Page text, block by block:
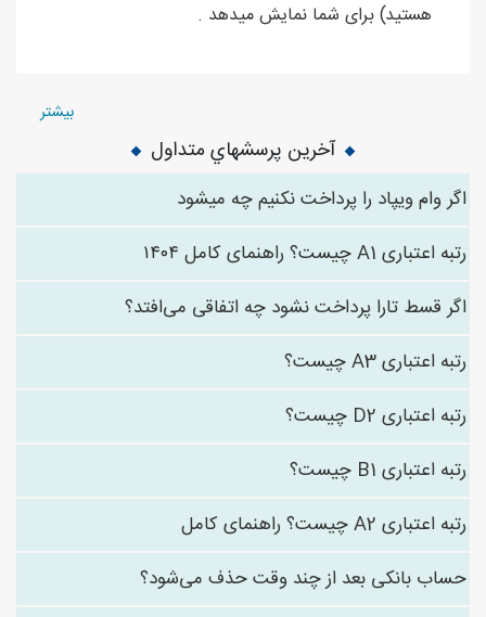
هستید) برای شما نمایش میدهد .
بیشتر
آخرین پرسشهاي متداول
اگر وام ویپاد را پرداخت نکنیم چه میشود
رتبه اعتباری A1 چیست؟ راهنمای کامل ۱۴۰۴
اگر قسط تارا پرداخت نشود چه اتفاقی می‌افتد؟
رتبه اعتباری A3 چیست؟
رتبه اعتباری D2 چیست؟
رتبه اعتباری B1 چیست؟
رتبه اعتباری A2 چیست؟ راهنمای کامل
حساب بانکی بعد از چند وقت حذف می‌شود؟